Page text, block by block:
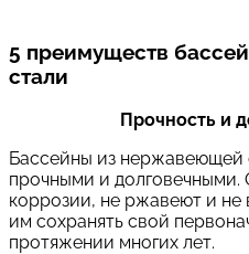
5 преимуществ
стали
Прочность и
Бассейны из нержавеющей
прочными и
коррозии, не ржавеют и не
им сохранять свой
протяжении многих лет.